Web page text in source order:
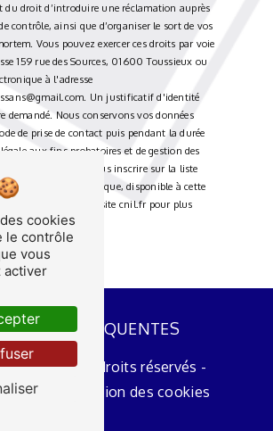
du droit d’introduire une réclamation auprès
contrôle, ainsi que d’organiser le sort de vos
Vous pouvez exercer ces droits par voie
159 rue des Sources, 01600 Toussieux ou
à l'adresse
Un justificatif d'identité
demandé. Nous conservons vos données
de prise de contact puis pendant la durée
aux fins probatoires et de gestion des
avez le droit de vous inscrire sur la liste
démarchage téléphonique, disponible à cette
. Consultez le site cnil.fr pour plus
vos droits.
FRÉQUENTES
- 2026 - Tous droits réservés -
Gestion des cookies
cookies
le contrôle
vous
activer